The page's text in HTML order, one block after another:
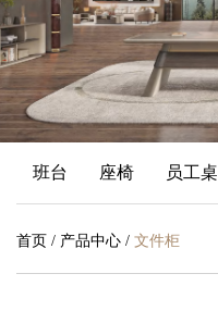
班台 座椅 员工桌
首页 / 产品中心 / 文件柜